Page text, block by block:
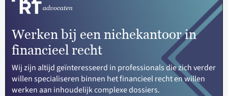
Werken bij een nichekantoor in
financieel recht
Wij zijn altijd geïnteresseerd in professionals die zich verder
willen specialiseren binnen het financieel recht en willen
werken aan inhoudelijk complexe dossiers.